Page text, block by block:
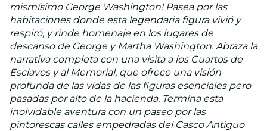
mismísimo George Washington! Pasea por las
habitaciones donde esta legendaria figura vivió y
respiró, y rinde homenaje en los lugares de
descanso de George y Martha Washington. Abraza la
narrativa completa con una visita a los Cuartos de
Esclavos y al Memorial, que ofrece una visión
profunda de las vidas de las figuras esenciales pero
pasadas por alto de la hacienda. Termina esta
inolvidable aventura con un paseo por las
pintorescas calles empedradas del Casco Antiguo